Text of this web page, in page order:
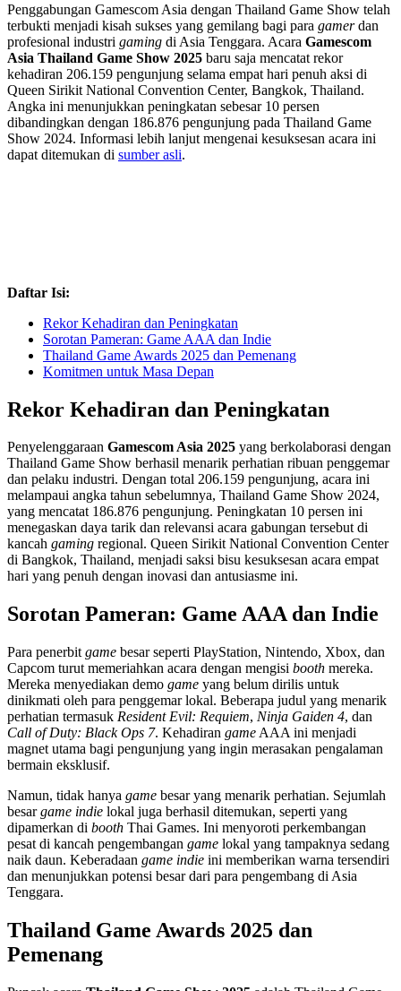
Penggabungan Gamescom Asia dengan Thailand Game Show telah
terbukti menjadi kisah sukses yang gemilang bagi para gamerdan
profesional industri gaming di Asia Tenggara. Acara Gamescom
Asia Thailand Game Show 2025 baru saja mencatat rekor
kehadiran 206.159 pengunjung selama empat hari penuh aksi di
Queen Sirikit National Convention Center, Bangkok, Thailand.
Angka ini menunjukkan peningkatan sebesar 10 persen
dibandingkan dengan 186.876 pengunjung pada Thailand Game
Show 2024. Informasi lebih lanjut mengenai kesuksesan acara ini
dapat ditemukan di sumber asli.
Daftar Isi:
Rekor Kehadiran dan Peningkatan
Sorotan Pameran: Game AAA dan Indie
Thailand Game Awards 2025 dan Pemenang
Komitmen untuk Masa Depan
Rekor Kehadiran dan Peningkatan
Penyelenggaraan Gamescom Asia 2025 yang berkolaborasi dengan
Thailand Game Show berhasil menarik perhatian ribuan penggemar
dan pelaku industri. Dengan total 206.159 pengunjung, acara ini
melampaui angka tahun sebelumnya, Thailand Game Show 2024,
yang mencatat 186.876 pengunjung. Peningkatan 10 persen ini
menegaskan daya tarik dan relevansi acara gabungan tersebut di
kancah gaming regional. Queen Sirikit National Convention Center
di Bangkok, Thailand, menjadi saksi bisu kesuksesan acara empat
hari yang penuh dengan inovasi dan antusiasme ini.
Sorotan Pameran: Game AAA dan Indie
Para penerbit game besar seperti PlayStation, Nintendo, Xbox, dan
Capcom turut memeriahkan acara dengan mengisi booth mereka.
Mereka menyediakan demo game yang belum dirilis untuk
dinikmati oleh para penggemar lokal. Beberapa judul yang menarik
perhatian termasuk Resident Evil: Requiem, Ninja Gaiden 4, dan
Call of Duty: Black Ops 7. Kehadiran game AAA ini menjadi
magnet utama bagi pengunjung yang ingin merasakan pengalaman
bermain eksklusif.
Namun, tidak hanya game besar yang menarik perhatian. Sejumlah
besargame indie lokal juga berhasil ditemukan, seperti yang
dipamerkan di booth Thai Games. Ini menyoroti perkembangan
pesat di kancah pengembangan game lokal yang tampaknya sedang
naik daun. Keberadaan game indie ini memberikan warna tersendiri
dan menunjukkan potensi besar dari para pengembang di Asia
Tenggara.
Thailand Game Awards 2025 dan
Pemenang